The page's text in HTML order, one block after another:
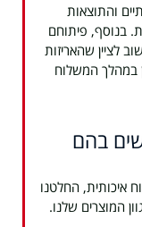
והתוצאות
בנוסף, פיתוחם
לציין שהאריזות
במהלך המשלוח
בהם
איכותית, החלטנו
המוצרים שלנו.